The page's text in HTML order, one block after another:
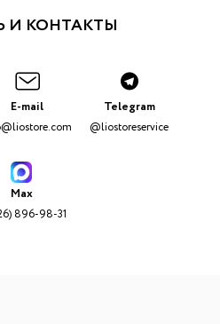
КОНТАКТЫ
E-mail Telegram
@liostoreservice
Max
896-98-31